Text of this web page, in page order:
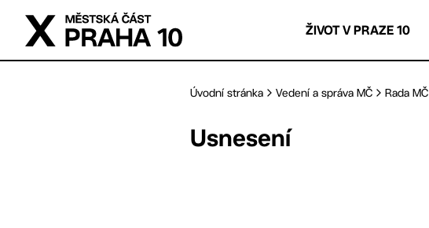
Přejít na hlavní obsah
ŽIVOT V PRAZE 10
Úvodní stránka Vedení a správa MČ Rada MČ
Usnesení